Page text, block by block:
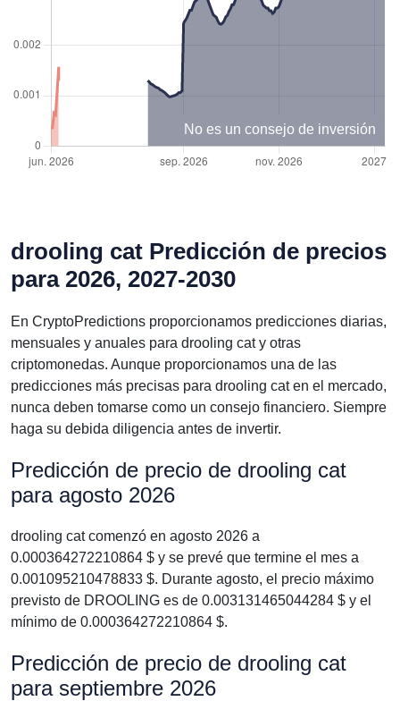
No es un consejo de inversión
drooling cat Predicción de precios
para 2026, 2027-2030
En CryptoPredictions proporcionamos predicciones diarias,
mensuales y anuales para drooling cat y otras
criptomonedas. Aunque proporcionamos una de las
predicciones más precisas para drooling cat en el mercado,
nunca deben tomarse como un consejo financiero. Siempre
haga su debida diligencia antes de invertir.
Predicción de precio de drooling cat
para agosto 2026
drooling cat comenzó en agosto 2026 a
0.000364272210864 $ y se prevé que termine el mes a
0.001095210478833 $. Durante agosto, el precio máximo
previsto de DROOLING es de 0.003131465044284 $ y el
mínimo de 0.000364272210864 $.
Predicción de precio de drooling cat
para septiembre 2026